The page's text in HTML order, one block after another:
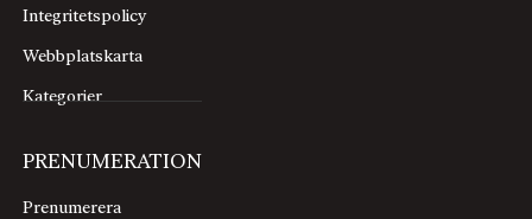
Integritetspolicy
Webbplatskarta
Kategorier
PRENUMERATION
Prenumerera